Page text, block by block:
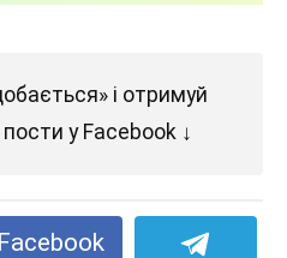
і отримуй
у Facebook ↓